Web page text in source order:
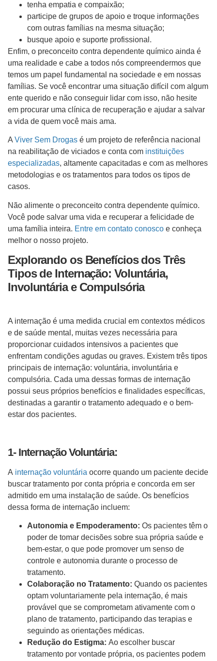
tenha empatia e compaixão;
participe de grupos de apoio e troque informações
com outras famílias na mesma situação;
busque apoio e suporte profissional.
Enfim, o preconceito contra dependente químico ainda é
uma realidade e cabe a todos nós compreendermos que
temos um papel fundamental na sociedade e em nossas
famílias. Se você encontrar uma situação difícil com algum
ente querido e não conseguir lidar com isso, não hesite
em procurar uma clínica de recuperação e ajudar a salvar
a vida de quem você mais ama.
AViver Sem Drogas é um projeto de referência nacional
na reabilitação de viciados e conta com instituições
especializadas, altamente capacitadas e com as melhores
metodologias e os tratamentos para todos os tipos de
casos.
Não alimente o preconceito contra dependente químico.
Você pode salvar uma vida e recuperar a felicidade de
uma família inteira. Entre em contato conosco e conheça
melhor o nosso projeto.
Explorando os Benefícios dos Três
Tipos de Internação: Voluntária,
Involuntária e Compulsória
A internação é uma medida crucial em contextos médicos
e de saúde mental, muitas vezes necessária para
proporcionar cuidados intensivos a pacientes que
enfrentam condições agudas ou graves. Existem três tipos
principais de internação: voluntária, involuntária e
compulsória. Cada uma dessas formas de internação
possui seus próprios benefícios e finalidades específicas,
destinadas a garantir o tratamento adequado e o bem-
estar dos pacientes.
1- Internação Voluntária:
A internação voluntária ocorre quando um paciente decide
buscar tratamento por conta própria e concorda em ser
admitido em uma instalação de saúde. Os benefícios
dessa forma de internação incluem:
Autonomia e Empoderamento: Os pacientes têm o
poder de tomar decisões sobre sua própria saúde e
bem-estar, o que pode promover um senso de
controle e autonomia durante o processo de
tratamento.
Colaboração no Tratamento: Quando os pacientes
optam voluntariamente pela internação, é mais
provável que se comprometam ativamente com o
plano de tratamento, participando das terapias e
seguindo as orientações médicas.
Redução do Estigma: Ao escolher buscar
tratamento por vontade própria, os pacientes podem